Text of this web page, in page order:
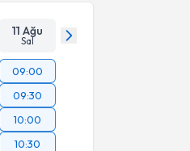
11 Ağu
Sal
09:00
09:30
10:00
10:30